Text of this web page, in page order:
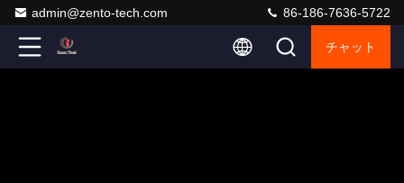
admin@zento-tech.com 86-186-7636-5722
チャット